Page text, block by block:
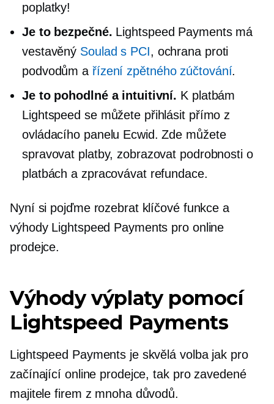
poplatky!
Je to bezpečné. Lightspeed Payments má
vestavěný Soulad s PCI, ochrana proti
podvodům a řízení zpětného zúčtování.
Je to pohodlné a intuitivní. K platbám
Lightspeed se můžete přihlásit přímo z
ovládacího panelu Ecwid. Zde můžete
spravovat platby, zobrazovat podrobnosti o
platbách a zpracovávat refundace.
Nyní si pojďme rozebrat klíčové funkce a
výhody Lightspeed Payments pro online
prodejce.
Výhody výplaty pomocí
Lightspeed Payments
Lightspeed Payments je skvělá volba jak pro
začínající online prodejce, tak pro zavedené
majitele firem z mnoha důvodů.